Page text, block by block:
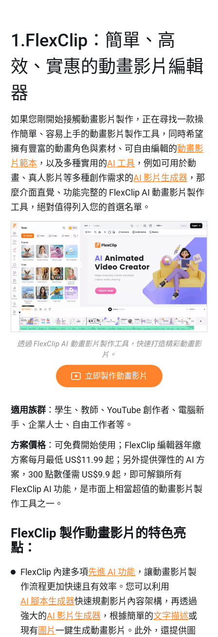
1.FlexClip：簡單、高
效、實惠的動畫影片編輯
器
如果您剛開始接觸動畫影片製作，正在尋找一款操
作簡單、容易上手的動畫影片製作工具，同時希望
擁有豐富的動畫角色與素材、可自由編輯的動畫影
片範本 ，以及多種實用的AI 工具 ，例如可用於動
畫、真人影片等多種創作需求的AI 影片生成器 ，那
麼介面直覺、功能完整的 FlexClip AI 動畫影片製作
工具，絕對值得列入您的首選名單。
透過 FlexClip AI 動畫影片製作工具，快速打造精彩動畫影
片。
立即製作動畫影片
適用族群 ：學生、教師、YouTube 創作者、電腦新
手、企業人士、自由工作者等。
方案價格：可免費開始使用；FlexClip 編輯器年繳
方案每月最低 US$11.99 起；另外提供彈性的 AI 方
案，300 點數僅需 US$9.9 起，即可解鎖所有
FlexClip AI 功能，是市面上相當超值的動畫影片製
作工具之一。
FlexClip 製作動畫影片的特色亮
點：
FlexClip 內建多項先進 AI 功能 ，讓動畫影片製
作流程更加快速且有效率。您可以利用
AI 腳本生成器快速規劃影片內容架構，再透過
強大的AI 影片生成器 ，根據簡單的文字描述或
現有圖片一鍵生成動畫影片。此外，還提供圖